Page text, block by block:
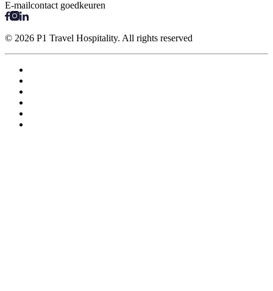
E-mailcontact goedkeuren
© 2026 P1 Travel Hospitality. All rights reserved